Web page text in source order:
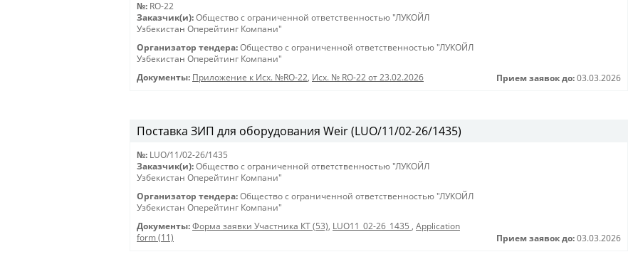
№: RO-22
Заказчик(и): Общество с ограниченной ответственностью "ЛУКОЙЛ
Узбекистан Оперейтинг Компани"
Организатор тендера: Общество с ограниченной ответственностью "ЛУКОЙЛ
Узбекистан Оперейтинг Компани"
Документы: Приложение к Исх. №RO-22, Исх. № RO-22 от 23.02.2026 Прием заявок до: 03.03.2026
Поставка ЗИП для оборудования Weir (LUO/11/02-26/1435)
№: LUO/11/02-26/1435
Заказчик(и): Общество с ограниченной ответственностью "ЛУКОЙЛ
Узбекистан Оперейтинг Компани"
Организатор тендера: Общество с ограниченной ответственностью "ЛУКОЙЛ
Узбекистан Оперейтинг Компани"
Документы: Форма заявки Участника КТ (53), LUO11_02-26_1435 , Application
form (11)
Прием заявок до: 03.03.2026